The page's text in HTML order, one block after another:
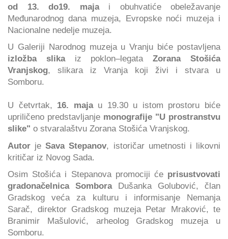
od 13. do19. majai obuhvatiće obeležavanje
Međunarodnog dana muzeja, Evropske noći muzeja i
Nacionalne nedelje muzeja.
U Galeriji Narodnog muzeja u Vranju biće postavljena
izložba slikaiz poklon–legataZorana Stošića
Vranjskog, slikara iz Vranja koji živi i stvara u
Somboru.
U četvrtak, 16. majau 19.30 u istom prostoru biće
upriličeno predstavljanje monografije "U prostranstvu
slike" o stvaralaštvu Zorana Stošića Vranjskog.
Autor jeSava Stepanov, istoričar umetnosti i likovni
kritičar iz Novog Sada.
Osim Stošića i Stepanova promociji će prisustvovati
gradonačelnica SomboraDušanka Golubović, član
Gradskog veća za kulturu i informisanje Nemanja
Sarač, direktor Gradskog muzeja Petar Mraković, te
Branimir Mašulović, arheolog Gradskog muzeja u
Somboru.